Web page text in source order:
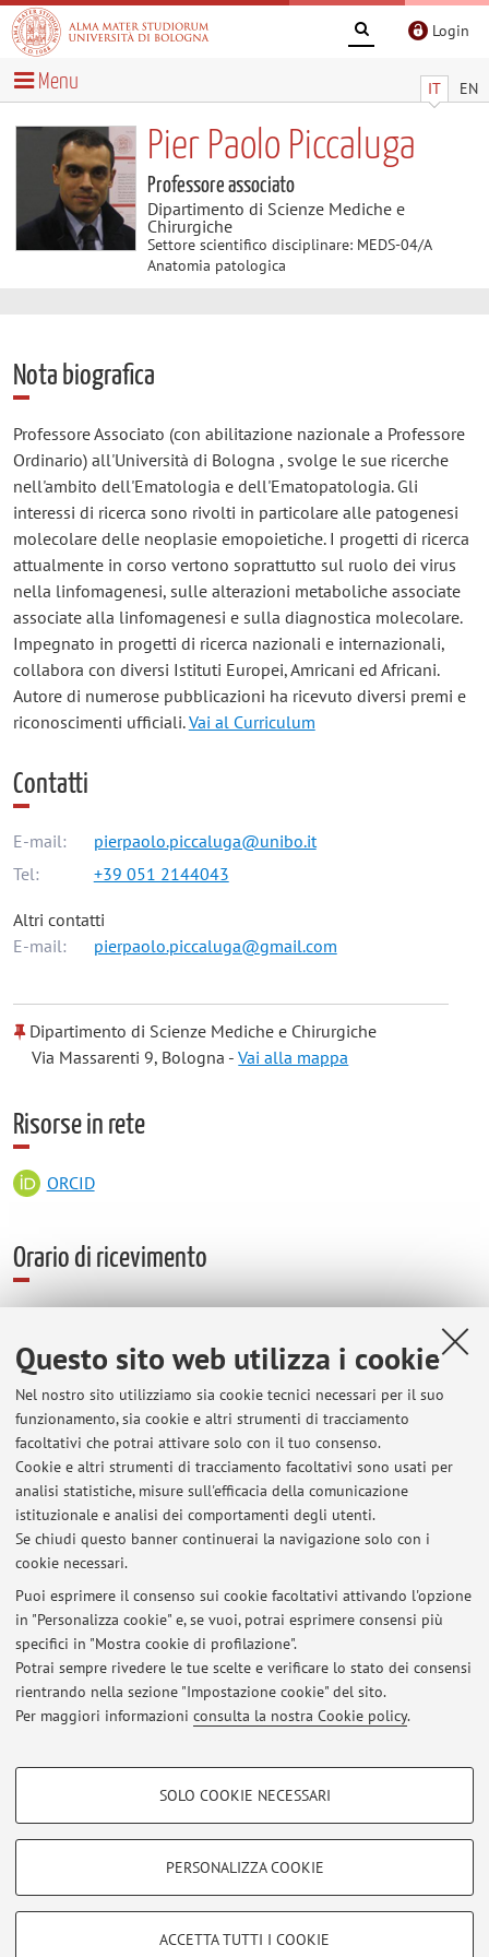
Questo sito web utilizza i cookie
Nel nostro sito utilizziamo sia cookie tecnici necessari per il suo
funzionamento, sia cookie e altri strumenti di tracciamento
facoltativi che potrai attivare solo con il tuo consenso.
Cookie e altri strumenti di tracciamento facoltativi sono usati per
analisi statistiche, misure sull'efficacia della comunicazione
istituzionale e analisi dei comportamenti degli utenti.
Se chiudi questo banner continuerai la navigazione solo con i
cookie necessari.
Puoi esprimere il consenso sui cookie facoltativi attivando l'opzione
in "Personalizza cookie" e, se vuoi, potrai esprimere consensi più
specifici in "Mostra cookie di profilazione".
Potrai sempre rivedere le tue scelte e verificare lo stato dei consensi
rientrando nella sezione "Impostazione cookie" del sito.
Per maggiori informazioni consulta la nostra Cookie policy.
COOKIE DI PROFILAZIONE - FACOLTATIVI
COOKIE TECNICI - NECESSARI
SOLO COOKIE NECESSARI
PERSONALIZZA COOKIE
ACCETTA TUTTI I COOKIE
Login
IT EN
Menu
Pier Paolo Piccaluga
Professore associato
Dipartimento di Scienze Mediche e
Chirurgiche
Settore scientifico disciplinare: MEDS-04/A
Anatomia patologica
Nota biografica
Professore Associato (con abilitazione nazionale a Professore
Ordinario) all'Università di Bologna , svolge le sue ricerche
nell'ambito dell'Ematologia e dell'Ematopatologia. Gli
interessi di ricerca sono rivolti in particolare alle patogenesi
molecolare delle neoplasie emopoietiche. I progetti di ricerca
attualmente in corso vertono soprattutto sul ruolo dei virus
nella linfomagenesi, sulle alterazioni metaboliche associate
associate alla linfomagenesi e sulla diagnostica molecolare.
Impegnato in progetti di ricerca nazionali e internazionali,
collabora con diversi Istituti Europei, Amricani ed Africani.
Autore di numerose pubblicazioni ha ricevuto diversi premi e
riconoscimenti ufficiali.Vai al Curriculum
Contatti
E-mail:
pierpaolo.piccaluga@unibo.it
Tel:
+39 051 2144043
Altri contatti
E-mail:
pierpaolo.piccaluga@gmail.com
Dipartimento di Scienze Mediche e Chirurgiche
Via Massarenti 9, Bologna -Vai alla mappa
Risorse in rete
ORCID
Orario di ricevimento
Ultimi avvisi
84445 - Cardiovascular and Thoracic Pathology Academic Year
2026/2027
Pubblicato il: 05 agosto 2026
ISTRUZIONI ESAMI SCRITTI SU PIATTAFORMA EOL-ZOOM
Pubblicato il: 30 maggio 2023
ISTRUZIONI ESAMI SCRITTI SU PIATTAFORMA EOL-ZOOM
Pubblicato il: 30 maggio 2023
Area riservata
Accedi tramiteloginper gestire tutti i contenuti del sito.
Zamboni, 33 - 40126 Bologna - Partita IVA: 01131710376